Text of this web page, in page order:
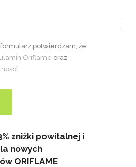
formularz potwierdzam, że
Oriflame oraz
zniżki powitalnej i
nowych
ORIFLAME